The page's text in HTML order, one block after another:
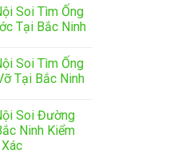
Soi Tìm Ống
Tại Bắc Ninh
Soi Tìm Ống
Tại Bắc Ninh
Soi Đường
Ninh Kiểm